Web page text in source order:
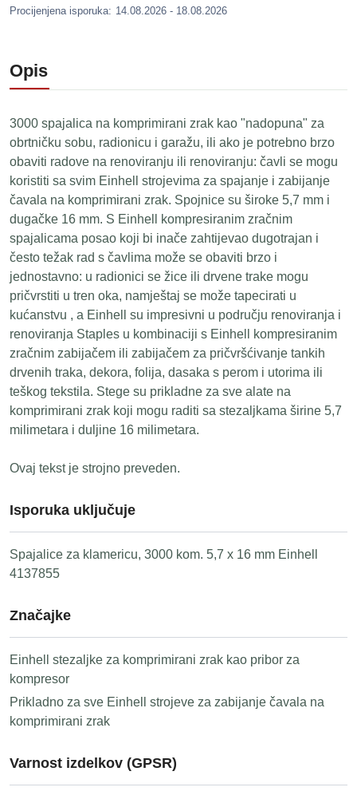
Procijenjena isporuka: 14.08.2026 - 18.08.2026
Opis
3000 spajalica na komprimirani zrak kao "nadopuna" za
obrtničku sobu, radionicu i garažu, ili ako je potrebno brzo
obaviti radove na renoviranju ili renoviranju: čavli se mogu
koristiti sa svim Einhell strojevima za spajanje i zabijanje
čavala na komprimirani zrak. Spojnice su široke 5,7 mm i
dugačke 16 mm. S Einhell kompresiranim zračnim
spajalicama posao koji bi inače zahtijevao dugotrajan i
često težak rad s čavlima može se obaviti brzo i
jednostavno: u radionici se žice ili drvene trake mogu
pričvrstiti u tren oka, namještaj se može tapecirati u
kućanstvu , a Einhell su impresivni u području renoviranja i
renoviranja Staples u kombinaciji s Einhell kompresiranim
zračnim zabijačem ili zabijačem za pričvršćivanje tankih
drvenih traka, dekora, folija, dasaka s perom i utorima ili
teškog tekstila. Stege su prikladne za sve alate na
komprimirani zrak koji mogu raditi sa stezaljkama širine 5,7
milimetara i duljine 16 milimetara.
Ovaj tekst je strojno preveden.
Isporuka uključuje
Spajalice za klamericu, 3000 kom. 5,7 x 16 mm Einhell
4137855
Značajke
Einhell stezaljke za komprimirani zrak kao pribor za
kompresor
Prikladno za sve Einhell strojeve za zabijanje čavala na
komprimirani zrak
Varnost izdelkov (GPSR)